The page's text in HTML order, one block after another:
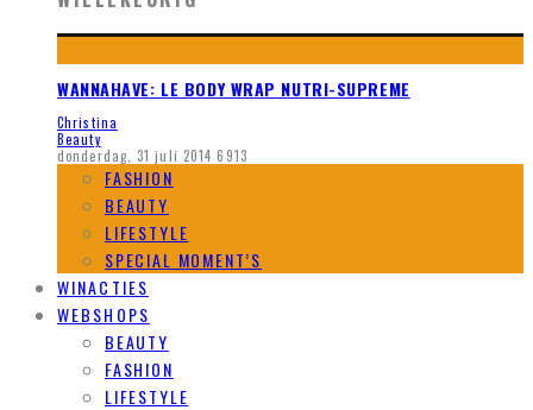
WANNAHAVE: LE BODY WRAP NUTRI-SUPREME
Christina
Beauty
donderdag, 31 juli 2014 6913
FASHION
BEAUTY
LIFESTYLE
SPECIAL MOMENT’S
WINACTIES
WEBSHOPS
BEAUTY
FASHION
LIFESTYLE